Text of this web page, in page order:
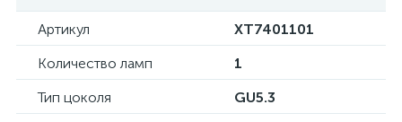
Артикул
XT7401101
Количество ламп
1
Тип цоколя
GU5.3